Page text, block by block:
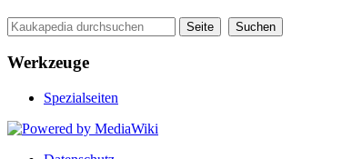
Werkzeuge
Spezialseiten